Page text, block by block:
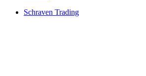
Schraven Trading